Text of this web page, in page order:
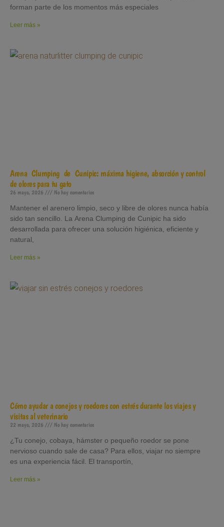
forman parte de los momentos más especiales
Leer más »
Arena Clumping de Cunipic: máxima higiene, absorción y control
de olores para tu gato
26 mayo, 2026 No hay comentarios
Mantener el arenero limpio, seco y libre de olores nunca había
sido tan sencillo. La Arena Clumping de Cunipic ha sido
desarrollada para ofrecer una solución higiénica, eficiente y
natural,
Leer más »
Cómo ayudar a conejos y roedores con estrés durante los viajes y
visitas al veterinario
22 mayo, 2026 No hay comentarios
¿Tu conejo, cobaya, hámster o pequeño roedor se pone
nervioso cuando sale de casa? Para ellos, viajar no siempre
es una experiencia fácil. El transportín,
Leer más »